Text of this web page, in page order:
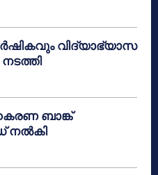
വിദ്യാഭ്യാസ
ബാങ്ക്
നൽകി